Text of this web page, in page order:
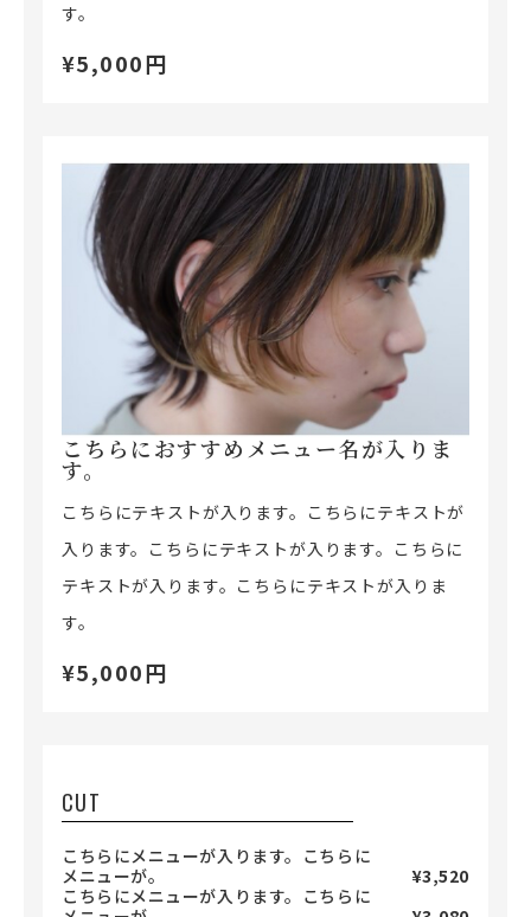
す。
¥5,000円
こちらにおすすめメニュー名が入りま
す。
こちらにテキストが入ります。こちらにテキストが
入ります。こちらにテキストが入ります。こちらに
テキストが入ります。こちらにテキストが入りま
す。
¥5,000円
CUT
こちらにメニューが入ります。こちらに
メニューが。
¥3,520
こちらにメニューが入ります。こちらに